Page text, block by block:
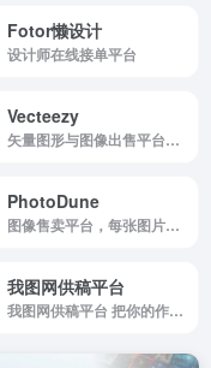
Fotor懒设计
设计师在线接单平台
Vecteezy
矢量图形与图像出售平台，每1000次下载可赚取约5美元
PhotoDune
图像售卖平台，每张图片价格固定，最高可达10美元
我图网供稿平台
我图网供稿平台 把你的作品换成钱